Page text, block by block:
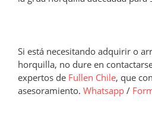
Si está necesitando adquirir o
horquilla, no dure en
expertos de Fullen Chile, que
asesoramiento. Whatsapp /